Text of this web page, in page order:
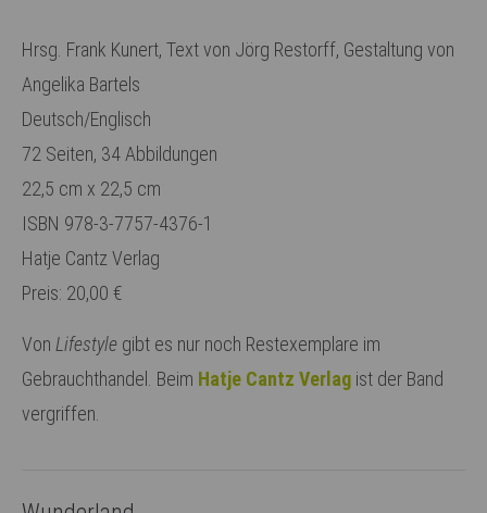
Hrsg. Frank Kunert, Text von Jörg Restorff, Gestaltung von
Angelika Bartels
Deutsch/Englisch
72 Seiten, 34 Abbildungen
22,5 cm x 22,5 cm
ISBN 978-3-7757-4376-1
Hatje Cantz Verlag
Preis: 20,00 €
Von Lifestyle gibt es nur noch Restexemplare im
Gebrauchthandel. Beim Hatje Cantz Verlag ist der Band
vergriffen.